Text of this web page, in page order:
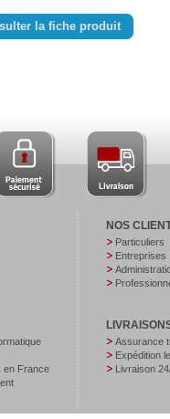
la fiche produit
en France
NOS
Particuliers
Entreprises
Assurance
Expédition
Livraison